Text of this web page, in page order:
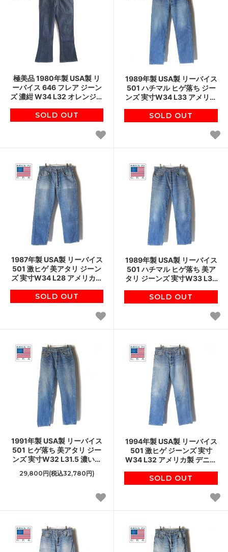
極美品 1980年製 USA製 リ
ーバイス 646 フレア ジーン
ズ 濃紺 W34 L32 オレンジタ
D149
SOLD OUT
1989年製 USA製 リーバイス
501 ハチマル ヒゲ落ち ジー
ンズ 実寸W34 L33 アメリカ
D151
SOLD OUT
1987年製 USA製 リーバイス
501 激ヒゲ 美アタリ ジーン
ズ 実寸W34 L28 アメリカ製
パン D151
SOLD OUT
1989年製 USA製 リーバイス
501 ハチマル ヒゲ落ち 美ア
タリ ジーンズ 実寸W33 L30
ンテージ D151
SOLD OUT
1991年製 USA製 リーバイス
501 ヒゲ落ち 美アタリ ジー
ンズ 実寸W32 L31.5 濃いめ
90s ジーパン アメリカ製 ビ
ンテージ D151
29,800円(税込32,780円)
1994年製 USA製 リーバイス
501 激ヒゲ ジーンズ 実寸
W34 L32 アメリカ製 デニム
D151
SOLD OUT